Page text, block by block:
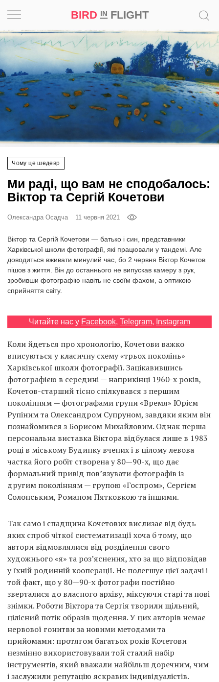
BIRD INFLIGHT
Чому це шедевр
Ми раді, що вам не сподобалось:
Віктор та Сергій Кочетови
Олександра Осадча 11 червня 2021
Віктор та Сергій Кочетови — батько і син, представники
Харківської школи фотографії, які працювали у тандемі. Але
доводиться вживати минулий час, бо 2 червня Віктор Кочетов
пішов з життя. Він до останнього не випускав камеру з рук,
зробивши фотографію навіть не своїм фахом, а оптикою
сприйняття світу.
Читайте нас у Facebook, Telegram, Instagram
Коли йдеться про хронологію, Кочетови важко
вписуються у класичну схему «трьох поколінь»
Харківської школи фотографії. Зацікавившись
фотографією в середині — наприкінці 1960-х років,
Кочетов-старший тісно спілкувався з першим
поколінням — фотографами групи «Время» Юрієм
Рупіним та Олександром Супруном, завдяки яким він
познайомився з Борисом Михайловим. Однак перша
персональна виставка Віктора відбулася лише в 1983
році в міському Будинку вчених і в цілому левова
частка його робіт створена у 80—90-х, що дає
формальний привід пов’язувати фотографів із
другим поколінням — групою «Госпром», Сергієм
Солонським, Романом Пятковкою та іншими.
Так само і спадщина Кочетових вислизає від будь-
яких спроб чіткої систематизації хоча б тому, що
автори відмовлялися від розділення свого
художнього «я» та роз’яснення, хто за що відповідав
у їхній родинній кооперації. Не полегшує цієї задачі і
той факт, що у 80—90-х фотографи постійно
зверталися до власного архіву, міксуючи старі та нові
знімки. Роботи Віктора та Сергія творили щільний,
цілісний потік образів щодення. У цих авторів немає
нервової гонитви за новими методами та
прийомами: протягом багатьох років Кочетови
незмінно використовували той сталий набір
інструментів, який вважали найбільш доречним, чим
і заслужили репутацію яскравих індивідуалістів.